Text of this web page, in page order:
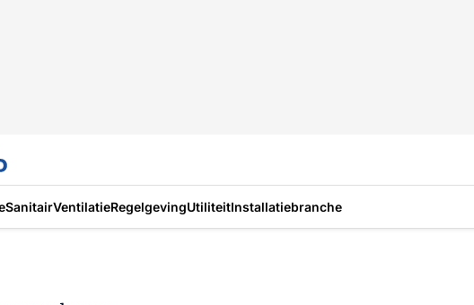
SanitairVentilatieRegelgevingUtiliteitInstallatiebranche